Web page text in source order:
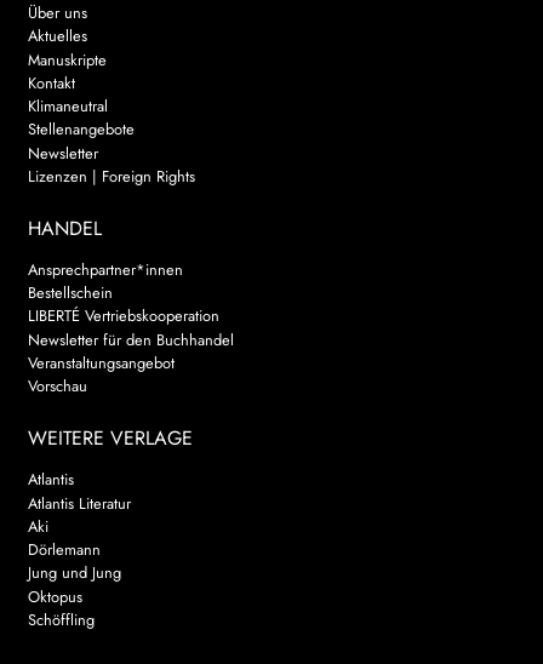
Über uns
Aktuelles
Manuskripte
Kontakt
Klimaneutral
Stellenangebote
Newsletter
Lizenzen | Foreign Rights
HANDEL
Ansprechpartner*innen
Bestellschein
LIBERTÉ Vertriebskooperation
Newsletter für den Buchhandel
Veranstaltungsangebot
Vorschau
WEITERE VERLAGE
Atlantis
Atlantis Literatur
Aki
Dörlemann
Jung und Jung
Oktopus
Schöffling